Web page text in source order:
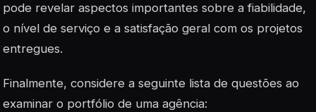
pode revelar aspectos importantes sobre afiabilidade,
o nível de serviço e a satisfação geral com os projetos
entregues.
Finalmente, considere a seguinte lista de questões ao
examinar o portfólio de uma agência: